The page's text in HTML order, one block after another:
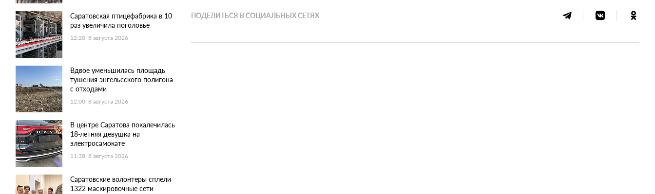
Саратовская птицефабрика в 10
раз увеличила поголовье
12:20, 8 августа 2026
Вдвое уменьшилась площадь
тушения энгельсского полигона
с отходами
12:00, 8 августа 2026
В центре Саратова покалечилась
18-летняя девушка на
электросамокате
11:38, 8 августа 2026
Саратовские волонтеры сплели
1322 маскировочные сети
ПОДЕЛИТЬСЯ В СОЦИАЛЬНЫХ СЕТЯХ